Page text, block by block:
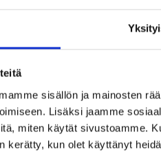
sisällön ja mainosten
Lisäksi jaamme
miten käytät sivustoamme.
kerätty, kun olet käyttänyt